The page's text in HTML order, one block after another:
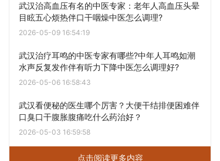
武汉治高血压有名的中医专家：老年人高血压头晕
目眩五心烦热伴口干咽燥中医怎么调理?
2026-05-09 16:54:19
武汉治疗耳鸣的中医专家有哪些?中年人耳鸣如潮
水声反复发作伴有听力下降中医怎么调理好?
2026-05-06 16:58:43
武汉看便秘的医生哪个厉害？大便干结排便困难伴
口臭口干腹胀腹痛吃什么药治好？
2026-05-03 16:59:58
点击阅读更多内容